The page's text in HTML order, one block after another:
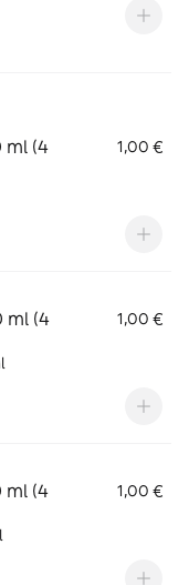
ml (4
1,00 €
ml (4
1,00 €
ml (4
1,00 €